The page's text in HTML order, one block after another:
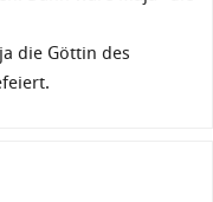
die Göttin des